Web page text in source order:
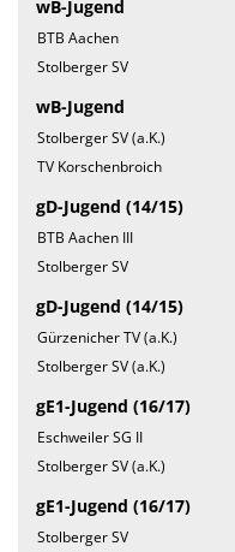
wB-Jugend
BTB Aachen
Stolberger SV
wB-Jugend
Stolberger SV (a.K.)
TV Korschenbroich
gD-Jugend (14/15)
BTB Aachen III
Stolberger SV
gD-Jugend (14/15)
Gürzenicher TV (a.K.)
Stolberger SV (a.K.)
gE1-Jugend (16/17)
Eschweiler SG II
Stolberger SV (a.K.)
gE1-Jugend (16/17)
Stolberger SV